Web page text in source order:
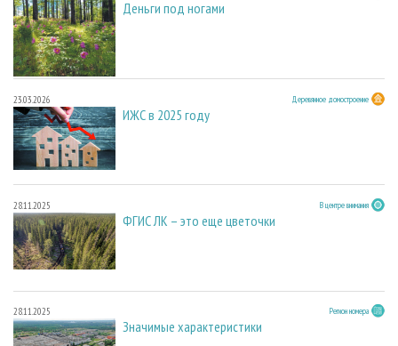
Деньги под ногами
23.03.2026 Деревянное домостроение
ИЖС в 2025 году
28.11.2025 В центре внимания
ФГИС ЛК – это еще цветочки
28.11.2025 Регион номера
Значимые характеристики